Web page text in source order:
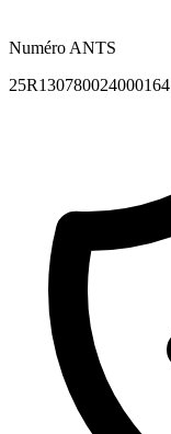
Numéro ANTS
25R130780024000164